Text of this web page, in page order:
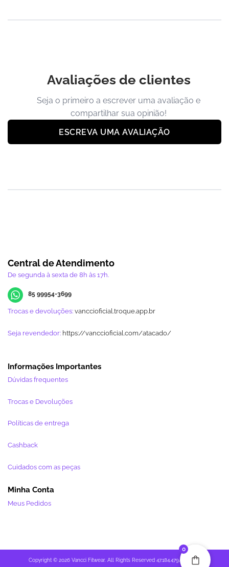
Avaliações de clientes
Seja o primeiro a escrever uma avaliação e
compartilhar sua opinião!
ESCREVA UMA AVALIAÇÃO
Central de Atendimento
De segunda à sexta de 8h às 17h.
85 99954-3699
Trocas e devoluções: vanccioficial.troque.app.br
Seja revendedor: https://vanccioficial.com/atacado/
Informações Importantes
Dúvidas frequentes
Trocas e Devoluções
Políticas de entrega
Cashback
Cuidados com as peças
Minha Conta
Meus Pedidos
Copyright © 2026 Vancci Fitwear. All Rights Reserved 47.184.479/0001-27
0